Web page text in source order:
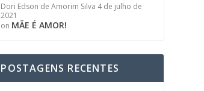
Dori Edson de Amorim Silva 4 de julho de
2021
on MÃE É AMOR!
POSTAGENS RECENTES